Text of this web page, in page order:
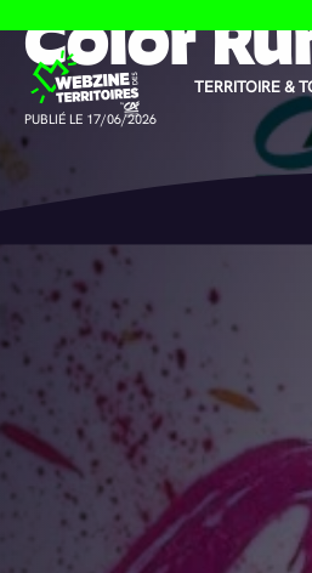
TERRITOIRE &
Color
PUBLIÉ LE 17/06/2026